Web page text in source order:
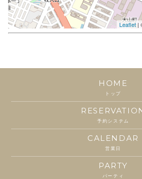
Leaflet|
HOME
トップ
予約システム
CALENDAR
営業日
PARTY
パーティ